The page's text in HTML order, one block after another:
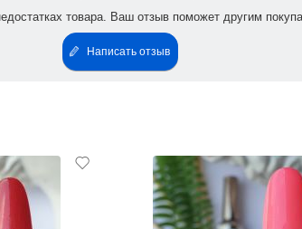
товара. Ваш отзыв поможет другим
Написать отзыв